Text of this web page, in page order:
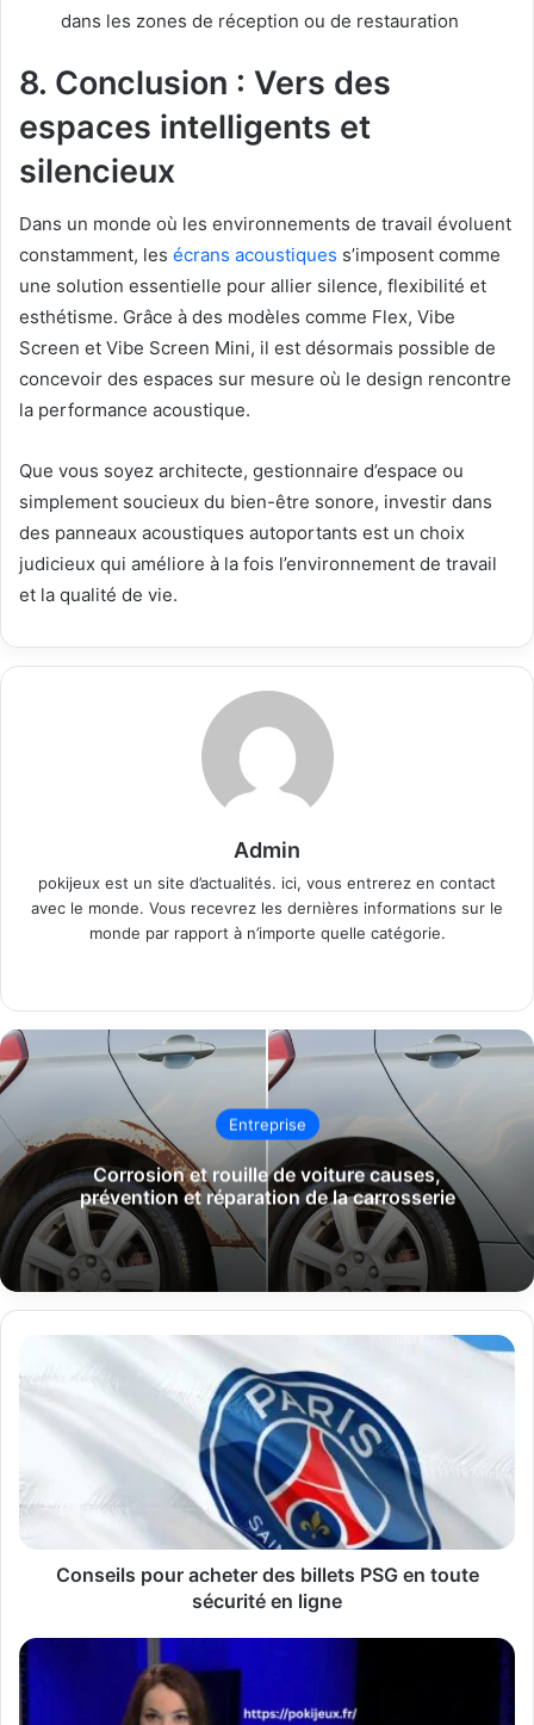
dans les zones de réception ou de restauration
8. Conclusion : Vers des
espaces intelligents et
silencieux
Dans un monde où les environnements de travail évoluent
constamment, les écrans acoustiques s’imposent comme
une solution essentielle pour allier silence, flexibilité et
esthétisme. Grâce à des modèles comme Flex, Vibe
Screen et Vibe Screen Mini, il est désormais possible de
concevoir des espaces sur mesure où le design rencontre
la performance acoustique.
Que vous soyez architecte, gestionnaire d’espace ou
simplement soucieux du bien-être sonore, investir dans
des panneaux acoustiques autoportants est un choix
judicieux qui améliore à la fois l’environnement de travail
et la qualité de vie.
Admin
pokijeux est un site d’actualités. ici, vous entrerez en contact
avec le monde. Vous recevrez les dernières informations sur le
monde par rapport à n’importe quelle catégorie.
Entreprise
Corrosion et rouille de voiture causes,
prévention et réparation de la carrosserie
pour
en
sécurité
Conseils pour acheter des billets PSG en toute
sécurité en ligne
Une
figure
montante